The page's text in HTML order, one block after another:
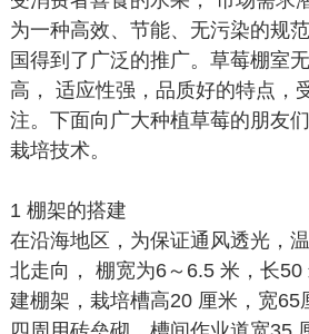
为一种高效、节能、无污染的规
国得到了广泛的推广。草莓棚室
高， 适应性强，品质好的特点，
注。下面向广大种植草莓的朋友
栽培技术。
1 棚架的搭建
在沿海地区，为保证通风透光，
北走向， 棚宽为6～6.5 米，长
建棚架，栽培槽高20 厘米，宽65